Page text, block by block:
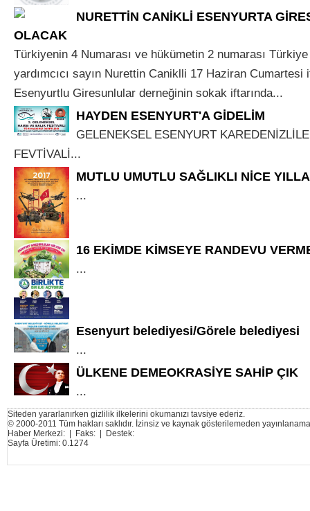
NURETTİN CANİKLİ ESENYURTA
OLACAK
Türkiyenin 4 Numarası ve hükümetin 2 numarası
yardımcıcı sayın Nurettin Caniklli 17 Haziran Cumartesi
Esenyurtlu Giresunlular derneğinin sokak iftarında...
HAYDEN ESENYURT'A GİDELİM
GELENEKSEL ESENYURT
FEVTİVALİ...
MUTLU UMUTLU SAĞLIKLI NİCE
...
16 EKİMDE KİMSEYE RANDEVU
...
Esenyurt belediyesi/Görele belediyesi
...
ÜLKENE DEMEOKRASİYE SAHİP ÇIK
...
Siteden yararlanırken gizlilik ilkelerini okumanızı tavsiye ederiz.
© 2000-2011 Tüm hakları saklıdır. İzinsiz ve kaynak gösterilemeden
Haber Merkezi: | Faks: | Destek:
Sayfa Üretimi: 0.1274